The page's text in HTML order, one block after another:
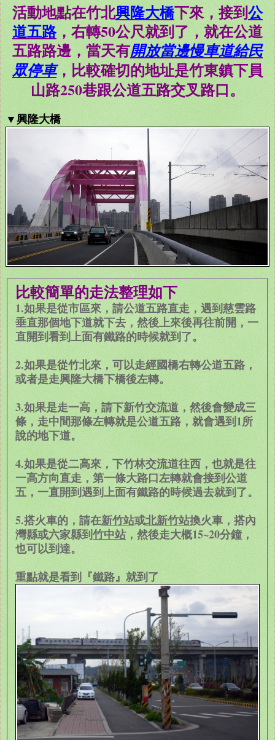
活動地點在竹北興隆大橋下來，接到公
道五路，右轉50公尺就到了，就在公道
五路路邊，當天有開放當邊慢車道給民
眾停車，比較確切的地址是竹東鎮下員
山路250巷跟公道五路交叉路口。
▼興隆大橋
比較簡單的走法整理如下
1.如果是從市區來，請公道五路直走，遇到慈雲路
垂直那個地下道就下去，然後上來後再往前開，一
直開到看到上面有鐵路的時候就到了。
2.如果是從竹北來，可以走經國橋右轉公道五路，
或者是走興隆大橋下橋後左轉。
3.如果是走一高，請下新竹交流道，然後會變成三
條，走中間那條左轉就是公道五路，就會遇到1所
說的地下道。
4.如果是從二高來，下竹林交流道往西，也就是往
一高方向直走，第一條大路口左轉就會接到公道
五，一直開到遇到上面有鐵路的時候過去就到了。
5.搭火車的，請在新竹站或北新竹站換火車，搭內
灣縣或六家縣到竹中站，然後走大概15~20分鐘，
也可以到達。
重點就是看到『鐵路』就到了